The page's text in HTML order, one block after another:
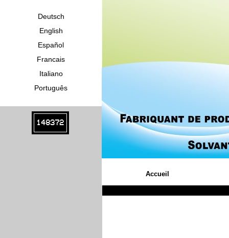
Deutsch
English
Español
Francais
Italiano
Português
148372
Accueil